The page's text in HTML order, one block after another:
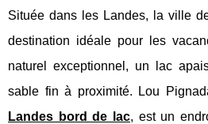
Située dans les Landes, la ville
destination idéale pour les
naturel exceptionnel, un lac
sable fin à proximité. Lou
Landes bord de lac, est un